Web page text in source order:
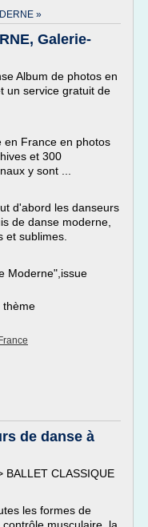
»
Galerie-
Album de photos en
un service gratuit de
en France en photos
et 300
y sont ...
d'abord les danseurs
de danse moderne,
et sublimes.
Moderne",issue
thème
de danse à
BALLET CLASSIQUE
les formes de